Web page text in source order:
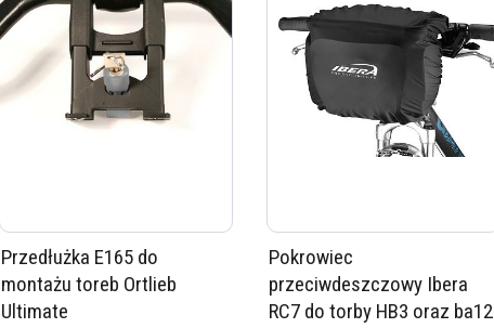
Przedłużka E165 do
montażu toreb Ortlieb
Ultimate
Pokrowiec
przeciwdeszczowy Ibera
RC7 do torby HB3 oraz ba12